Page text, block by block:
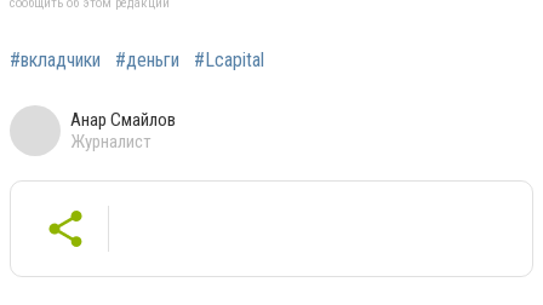
сообщить об этом редакции
#вкладчики #деньги #Lcapital
Анар Смайлов
Журналист